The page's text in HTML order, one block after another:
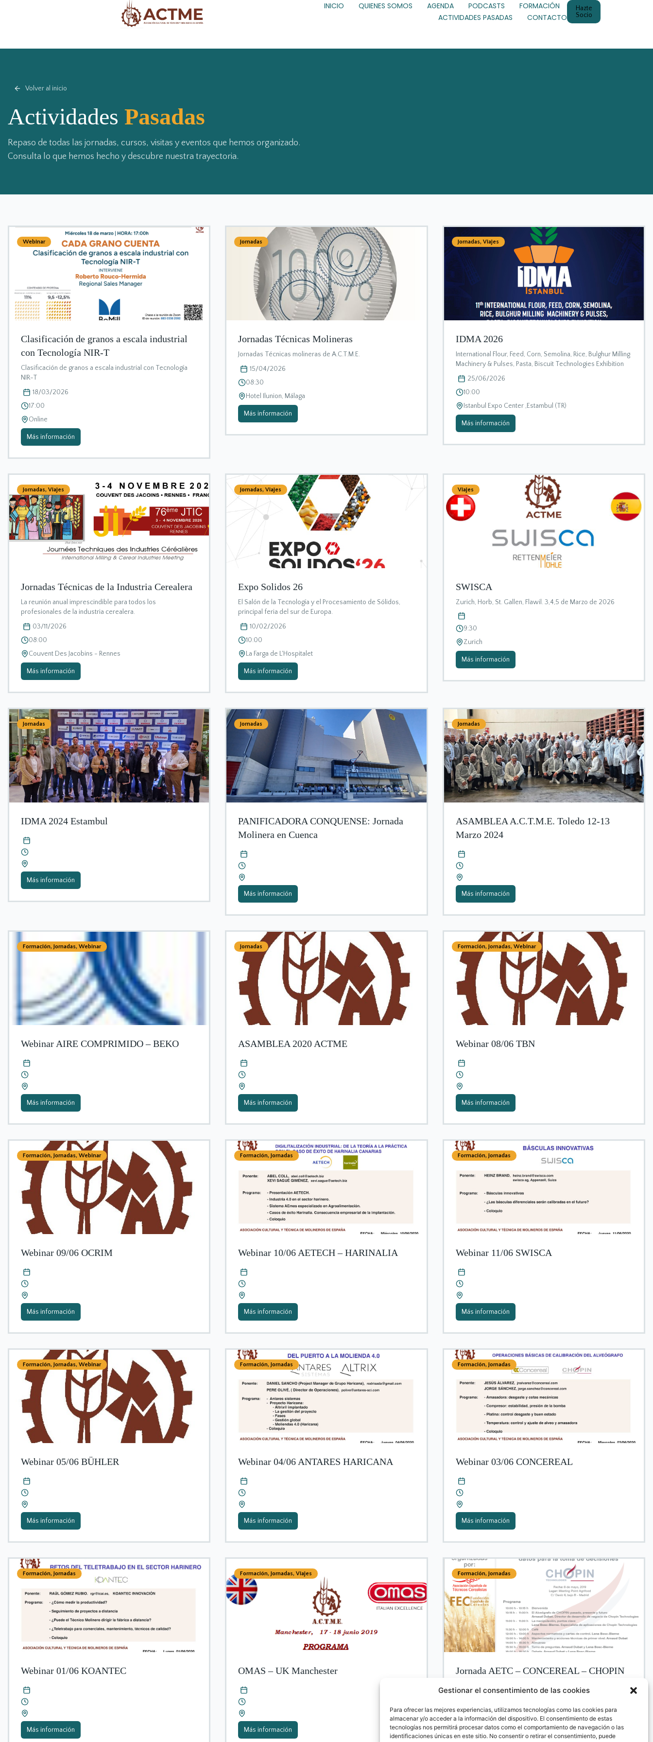
Gestionar el consentimiento de las cookies
Para ofrecer las mejores experiencias, utilizamos tecnologías como las cookies para
almacenar y/o acceder a la información del dispositivo. El consentimiento de estas
tecnologías nos permitirá procesar datos como el comportamiento de navegación o las
identificaciones únicas en este sitio. No consentir o retirar el consentimiento, puede
INICIO QUIENES SOMOS AGENDA PODCASTS
FORMACIÓN
ACTIVIDADES PASADAS
CONTACTO
Hazte
Socio
Volver al inicio
Actividades Pasadas
Repaso de todas las jornadas, cursos, visitas y eventos que hemos organizado.
Consulta lo que hemos hecho y descubre nuestra trayectoria.
Webinar
Clasificación de granos a escala industrial
con Tecnología NIR-T
Clasificación de granos a escala industrial con Tecnología
NIR-T
18/03/2026
17:00
Online
Más información
Jornadas
Jornadas Técnicas Molineras
Jornadas Técnicas molineras de A.C.T.M.E.
15/04/2026
08:30
Hotel Ilunion, Málaga
Más información
Jornadas, Viajes
IDMA 2026
International Flour, Feed, Corn, Semolina, Rice, Bulghur Milling
Machinery & Pulses, Pasta, Biscuit Technologies Exhibition
25/06/2026
10:00
Istanbul Expo Center ,Estambul (TR)
Más información
Jornadas, Viajes
Jornadas Técnicas de la Industria Cerealera
La reunión anual imprescindible para todos los
profesionales de la industria cerealera.
03/11/2026
08:00
Couvent Des Jacobins - Rennes
Más información
Jornadas,Viajes
Expo Solidos 26
El Salón de la Tecnología y el Procesamiento de Sólidos,
principal feria del sur de Europa.
10/02/2026
10:00
La Farga de L'Hospitalet
Más información
Viajes
SWISCA
Zurich, Horb, St. Gallen, Flawil. 3,4,5 de Marzo de 2026
9:30
Zurich
Más información
Jornadas
IDMA 2024 Estambul
Más información
Jornadas
PANIFICADORA CONQUENSE: Jornada
Molinera en Cuenca
Más información
Jornadas
ASAMBLEA A.C.T.M.E. Toledo 12-13
Marzo 2024
Más información
Formación, Jornadas, Webinar
Webinar AIRE COMPRIMIDO – BEKO
Más información
Jornadas
ASAMBLEA 2020 ACTME
Más información
Formación, Jornadas, Webinar
Webinar 08/06 TBN
Más información
Formación, Jornadas, Webinar
Webinar 09/06 OCRIM
Más información
Formación,Jornadas
Webinar 10/06 AETECH – HARINALIA
Más información
Formación, Jornadas
Webinar 11/06 SWISCA
Más información
Formación, Jornadas, Webinar
Webinar 05/06 BÜHLER
Más información
Formación,Jornadas
Webinar 04/06 ANTARES HARICANA
Más información
Formación, Jornadas
Webinar 03/06 CONCEREAL
Más información
Formación, Jornadas
Webinar 01/06 KOANTEC
Más información
Formación,Jornadas,Viajes
OMAS – UK Manchester
Más información
Formación, Jornadas
Jornada AETC – CONCEREAL – CHOPIN
Más información